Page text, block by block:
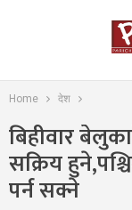
Home देश
बिहीवार
सक्रिय
पर्न सक्ने